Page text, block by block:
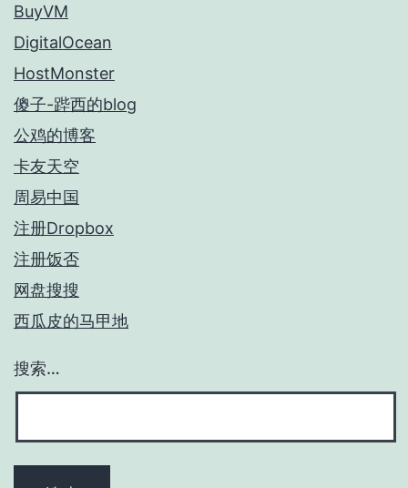
BuyVM
DigitalOcean
HostMonster
傻子-跸西的blog
公鸡的博客
卡友天空
周易中国
注册Dropbox
注册饭否
网盘搜搜
西瓜皮的马甲地
搜索…